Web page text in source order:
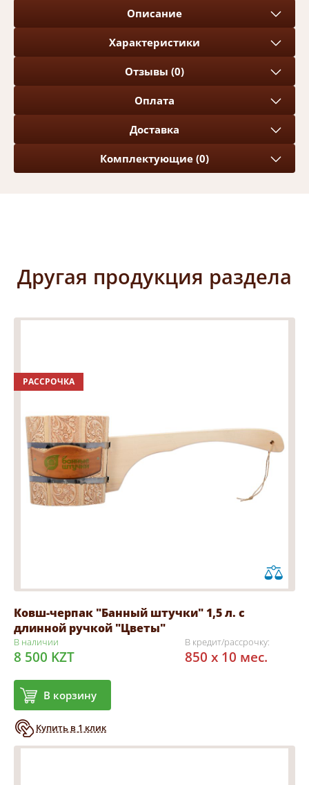
Описание
Характеристики
Отзывы (0)
Оплата
Доставка
Комплектующие (0)
Другая продукция раздела
РАССРОЧКА
Ковш-черпак "Банный штучки" 1,5 л. с
длинной ручкой "Цветы"
В наличии
8 500 KZT
В корзину
Купить в 1 клик
В кредит/рассрочку:
850 x 10 мес.